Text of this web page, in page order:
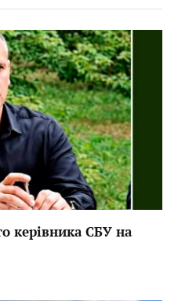
керівника СБУ на